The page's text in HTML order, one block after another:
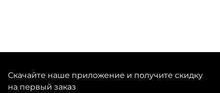
Скачайте наше приложение и получите скидку
на первый заказ